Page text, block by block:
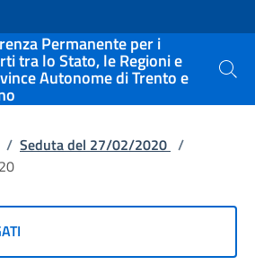
Permanente per i
tra lo Stato, le Regioni e
Autonome di Trento e Cerca
/ Seduta del 27/02/2020 /